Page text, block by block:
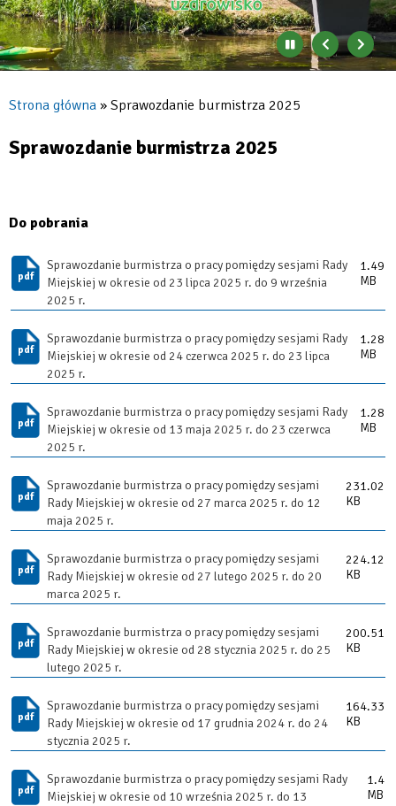
Zatrzymaj
automatyczne
się
banerów
Poprzedni
bannerbaner
nawigacyjna
Strona główna Sprawozdanie burmistrza 2025
Sprawozdanie burmistrza 2025
Do pobrania
Sprawozdanie burmistrza o pracy pomiędzy sesjami Rady
Miejskiej w okresie od 23 lipca 2025 r. do 9 września
2025 r.
1.49
MB
Sprawozdanie burmistrza o pracy pomiędzy sesjami Rady
Miejskiej w okresie od 24 czerwca 2025 r. do 23 lipca
2025 r.
1.28
MB
Sprawozdanie burmistrza o pracy pomiędzy sesjami Rady
Miejskiej w okresie od 13 maja 2025 r. do 23 czerwca
2025 r.
1.28
MB
Sprawozdanie burmistrza o pracy pomiędzy sesjami
Rady Miejskiej w okresie od 27 marca 2025 r. do 12
maja 2025 r.
231.02
KB
Sprawozdanie burmistrza o pracy pomiędzy sesjami
Rady Miejskiej w okresie od 27 lutego 2025 r. do 20
marca 2025 r.
224.12
KB
Sprawozdanie burmistrza o pracy pomiędzy sesjami
Rady Miejskiej w okresie od 28 stycznia 2025 r. do 25
lutego 2025 r.
200.51
KB
Sprawozdanie burmistrza o pracy pomiędzy sesjami
Rady Miejskiej w okresie od 17 grudnia 2024 r. do 24
stycznia 2025 r.
164.33
KB
Sprawozdanie burmistrza o pracy pomiędzy sesjami Rady
Miejskiej w okresie od 10 września 2025 r. do 13
1.4
MB